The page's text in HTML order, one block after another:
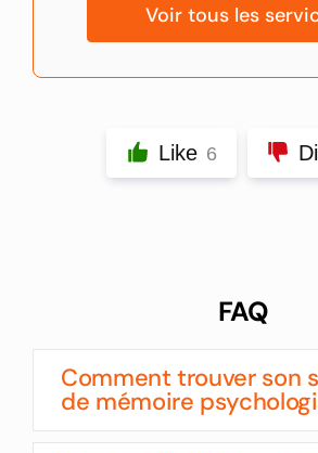
Voir tous les
Like 6
FAQ
Comment trouver son
de mémoire